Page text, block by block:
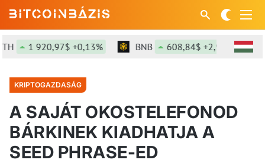
1 920,97$ +0,13% BNB 608,84$ +2,97%
KRIPTOGAZDASÁG
A SAJÁT OKOSTELEFONOD
BÁRKINEK KIADHATJA A
SEED PHRASE-ED